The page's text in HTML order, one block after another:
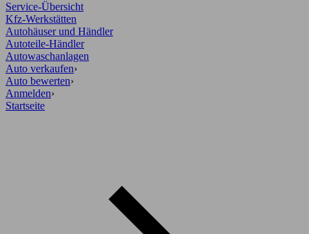
Service-Übersicht
Kfz-Werkstätten
Autohäuser und Händler
Autoteile-Händler
Autowaschanlagen
Auto verkaufen›
Auto bewerten›
Anmelden›
Startseite